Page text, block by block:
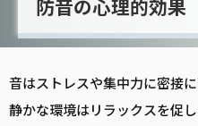
防音の心理的効果
音はストレスや集中力に密接に
静かな環境はリラックスを促